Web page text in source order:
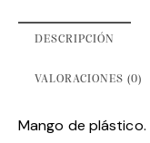
DESCRIPCIÓN
VALORACIONES (0)
Mango de plástico.